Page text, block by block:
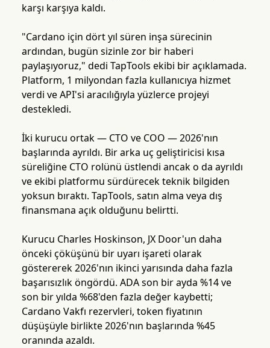
karşı karşıya kaldı.
"Cardano için dört yıl süren inşa sürecinin
ardından, bugün sizinle zor bir haberi
paylaşıyoruz," dedi TapTools ekibi bir açıklamada.
Platform, 1 milyondan fazla kullanıcıya hizmet
verdi ve API'si aracılığıyla yüzlerce projeyi
destekledi.
İki kurucu ortak — CTO ve COO — 2026'nın
başlarında ayrıldı. Bir arka uç geliştiricisi kısa
süreliğine CTO rolünü üstlendi ancak o da ayrıldı
ve ekibi platformu sürdürecek teknik bilgiden
yoksun bıraktı. TapTools, satın alma veya dış
finansmana açık olduğunu belirtti.
Kurucu Charles Hoskinson, JX Door'un daha
önceki çöküşünü bir uyarı işareti olarak
göstererek 2026'nın ikinci yarısında daha fazla
başarısızlık öngördü. ADA son bir ayda %14 ve
son bir yılda %68'den fazla değer kaybetti;
Cardano Vakfı rezervleri, token fiyatının
düşüşüyle birlikte 2026'nın başlarında %45
oranında azaldı.